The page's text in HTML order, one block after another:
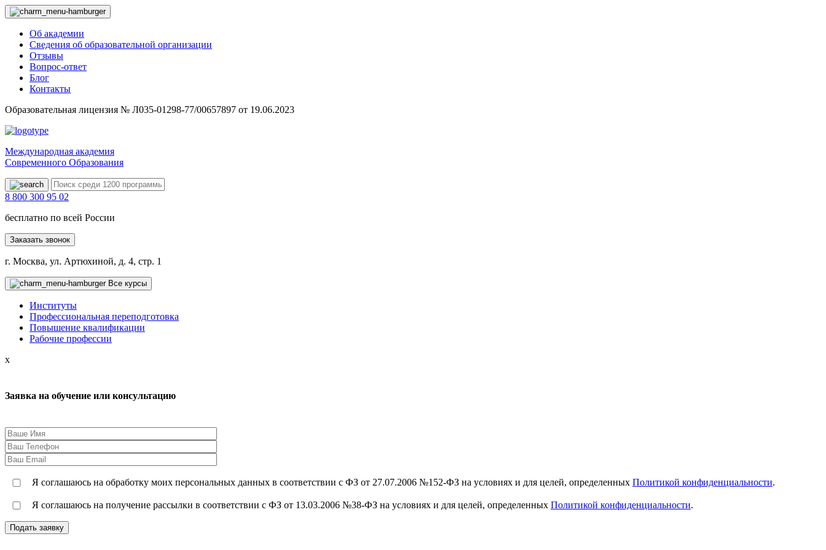
Об академии
Сведения об образовательной организации
Отзывы
Вопрос-ответ
Блог
Контакты
Образовательная лицензия № Л035-01298-77/00657897 от 19.06.2023
Международная академия
Современного Образования
8 800 300 95 02
бесплатно по всей России
Заказать звонок
г. Москва, ул. Артюхиной, д. 4, стр. 1
Все курсы
Институты
Профессиональная переподготовка
Повышение квалификации
Рабочие профессии
x
Заявка на обучение или консультацию
Я соглашаюсь на обработку моих персональных данных в соответствии с ФЗ от 27.07.2006 №152-ФЗ на условиях и для целей, определенных Политикой конфиденциальности.
Я соглашаюсь на получение рассылки в соответствии с ФЗ от 13.03.2006 №38-ФЗ на условиях и для целей, определенных Политикой конфиденциальности.
Подать заявку